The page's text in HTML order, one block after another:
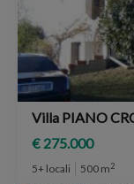
Villa PIANO
€ 275.000
5+ locali 500 m2